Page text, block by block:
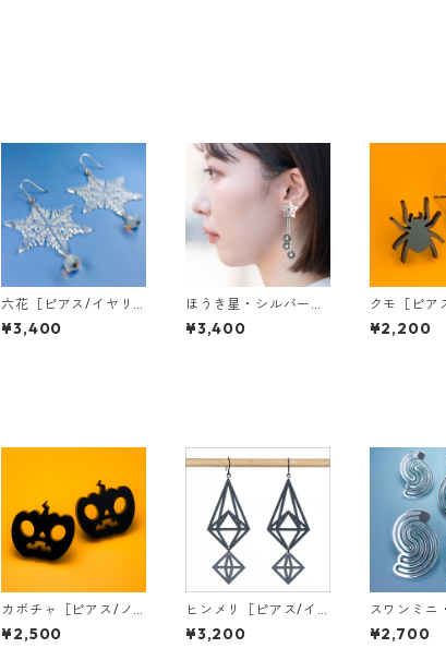
六花［ピアス/イヤリ
ング］
¥3,400
ほうき星・シルバー
［ピアス/イヤリン
グ］
¥3,400
クモ［ピア
ールピアス］
¥2,200
カボチャ［ピアス/ノ
ンホールピアス］
¥2,500
ヒンメリ［ピアス/イ
ヤリング］
¥3,200
スワンミニ
［ピアス/イ
グ］
¥2,700